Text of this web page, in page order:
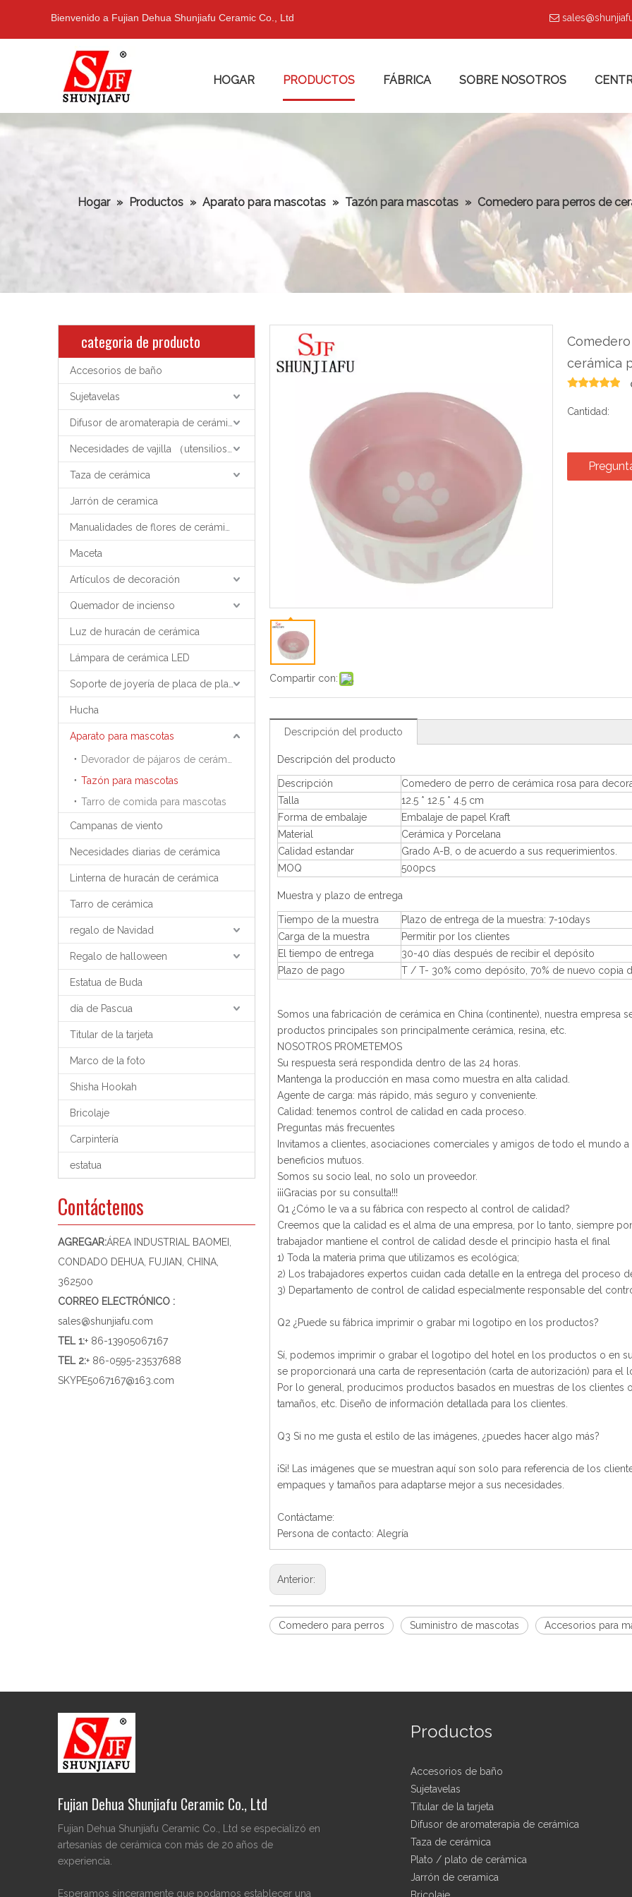
Bienvenido a Fujian Dehua Shunjiafu Ceramic Co., Ltd 
HOGAR PRODUCTOS FÁBRICA SOBRE NOSOTROS
Hogar » Productos » Aparato para mascotas » Tazón para mascotas » Comedero para perros de
categoria de producto
Accesorios de baño
Sujetavelas
Taza de cerámica
Jarrón de ceramica
Maceta
Artículos de decoración
Quemador de incienso
Luz de huracán de cerámica
Lámpara de cerámica LED
Hucha
Aparato para mascotas
Tazón para mascotas
Tarro de comida para mascotas
Campanas de viento
Necesidades diarias de cerámica
Linterna de huracán de cerámica
Tarro de cerámica
regalo de Navidad
Regalo de halloween
Estatua de Buda
día de Pascua
Titular de la tarjeta
Marco de la foto
Shisha Hookah
Bricolaje
Carpintería
estatua
Contáctenos
AGREGAR:ÁREA INDUSTRIAL BAOMEI,
CONDADO DEHUA, FUJIAN, CHINA,
362500
CORREO ELECTRÓNICO :
sales@shunjiafu.com
TEL 1:+ 86-13905067167
TEL 2:+ 86-0595-23537688
SKYPE5067167@163.com
Compartir con:
cerámica
Cantidad:
Descripción del producto
Descripción del producto
Descripción
Comedero de perro de cerámica rosa para
Talla
12.5 * 12.5 * 4.5 cm
Forma de embalaje
Embalaje de papel Kraft
Material
Cerámica y Porcelana
Calidad estandar
Grado A-B, o de acuerdo a sus requerimientos.
MOQ
500pcs
Muestra y plazo de entrega
Tiempo de la muestra
Plazo de entrega de la muestra: 7-10days
Carga de la muestra
Permitir por los clientes
El tiempo de entrega
30-40 días después de recibir el depósito
Plazo de pago
T / T- 30% como depósito, 70% de nuevo copia
Somos una fabricación de cerámica en China (continente), nuestra empresa
productos principales son principalmente cerámica, resina, etc.
NOSOTROS PROMETEMOS
Su respuesta será respondida dentro de las 24 horas.
Mantenga la producción en masa como muestra en alta calidad.
Agente de carga: más rápido, más seguro y conveniente.
Calidad: tenemos control de calidad en cada proceso.
Preguntas más frecuentes
Invitamos a clientes, asociaciones comerciales y amigos de todo el mundo
beneficios mutuos.
Somos su socio leal, no solo un proveedor.
¡¡¡Gracias por su consulta!!!
Q1 ¿Cómo le va a su fábrica con respecto al control de calidad?
Creemos que la calidad es el alma de una empresa, por lo tanto, siempre
trabajador mantiene el control de calidad desde el principio hasta el final
1) Toda la materia prima que utilizamos es ecológica;
2) Los trabajadores expertos cuidan cada detalle en la entrega del proceso
3) Departamento de control de calidad especialmente responsable del
Q2 ¿Puede su fábrica imprimir o grabar mi logotipo en los productos?
Sí, podemos imprimir o grabar el logotipo del hotel en los productos o en
se proporcionará una carta de representación (carta de autorización) para el
Por lo general, producimos productos basados ​​en muestras de los clientes
tamaños, etc. Diseño de información detallada para los clientes.
Q3 Si no me gusta el estilo de las imágenes, ¿puedes hacer algo más?
¡Si! Las imágenes que se muestran aquí son solo para referencia de los
empaques y tamaños para adaptarse mejor a sus necesidades.
Contáctame:
Persona de contacto: Alegría
Anterior:
Comedero para perros Suministro de mascotas Accesorios para
Fujian Dehua Shunjiafu Ceramic Co., Ltd
Fujian Dehua Shunjiafu Ceramic Co., Ltd se especializó en
artesanías de cerámica con más de 20 años de
experiencia.
Esperamos sinceramente que podamos establecer una
Productos
Accesorios de baño
Sujetavelas
Titular de la tarjeta
Difusor de aromaterapia de cerámica
Taza de cerámica
Plato / plato de cerámica
Jarrón de ceramica